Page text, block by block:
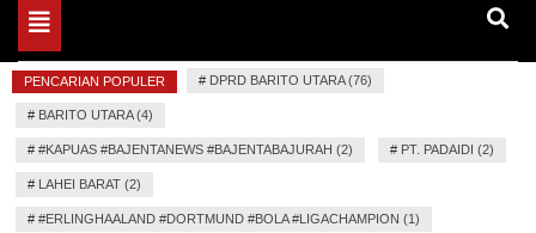
Toggle
navigation
PENCARIAN POPULER # DPRD BARITO UTARA (76)
# BARITO UTARA (4)
# #KAPUAS #BAJENTANEWS #BAJENTABAJURAH (2) # PT. PADAIDI (2)
# LAHEI BARAT (2)
# #ERLINGHAALAND #DORTMUND #BOLA #LIGACHAMPION (1)